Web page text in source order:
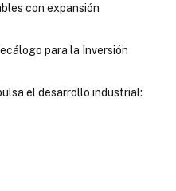
con expansión
para la Inversión
el desarrollo industrial: